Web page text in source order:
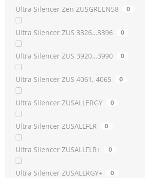
Ultra Silencer Zen ZUSGREEN58 0
Ultra Silencer ZUS 3326…3396 0
Ultra Silencer ZUS 3920…3990 0
Ultra Silencer ZUS 4061, 4065 0
Ultra Silencer ZUSALLERGY 0
Ultra Silencer ZUSALLFLR 0
Ultra Silencer ZUSALLFLR+ 0
Ultra Silencer ZUSALLRGY+ 0